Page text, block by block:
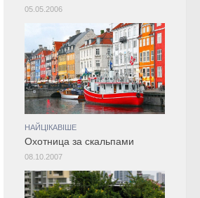
05.05.2006
НАЙЦІКАВІШЕ
Охотница за скальпами
08.10.2007